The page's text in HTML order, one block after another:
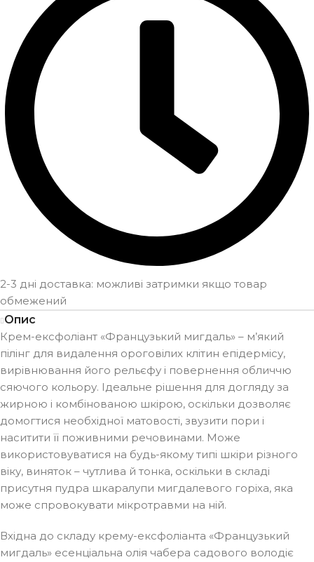
2-3 дні доставка: можливі затримки якщо товар
обмежений
Опис
Крем-ексфоліант «Французький мигдаль» – м’який
пілінг для видалення ороговілих клітин епідермісу,
вирівнювання його рельєфу і повернення обличчю
сяючого кольору. Ідеальне рішення для догляду за
жирною і комбінованою шкірою, оскільки дозволяє
домогтися необхідної матовості, звузити пори і
наситити її поживними речовинами. Може
використовуватися на будь-якому типі шкіри різного
віку, виняток – чутлива й тонка, оскільки в складі
присутня пудра шкаралупи мигдалевого горіха, яка
може спровокувати мікротравми на ній.
Вхідна до складу крему-ексфоліанта «Французький
мигдаль» есенціальна олія чабера садового володіє